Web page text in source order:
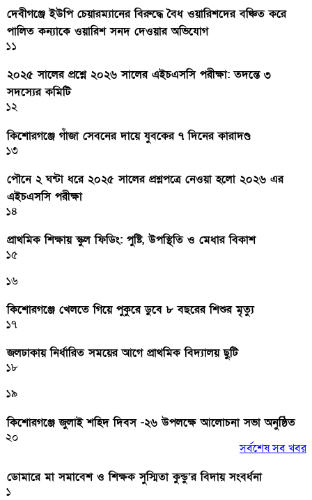
দেবীগঞ্জে ইউপি চেয়ারম্যানের বিরুদ্ধে বৈধ ওয়ারিশদের বঞ্চিত করে
পালিত কন্যাকে ওয়ারিশ সনদ দেওয়ার অভিযোগ
১১
২০২৫ সালের প্রশ্নে ২০২৬ সালের এইচএসসি পরীক্ষা: তদন্তে ৩
সদস্যের কমিটি
১২
কিশোরগঞ্জে গাঁজা সেবনের দায়ে যুবকের ৭ দিনের কারাদণ্ড
১৩
পৌনে ২ ঘন্টা ধরে ২০২৫ সালের প্রশ্নপত্রে নেওয়া হলো ২০২৬ এর
এইচএসসি পরীক্ষা
১৪
প্রাথমিক শিক্ষায় স্কুল ফিডিং: পুষ্টি, উপস্থিতি ও মেধার বিকাশ
১৫
১৬
কিশোরগঞ্জে খেলতে গিয়ে পুকুরে ডুবে ৮ বছরের শিশুর মৃত্যু
১৭
জলঢাকায় নির্ধারিত সময়ের আগে প্রাথমিক বিদ্যালয় ছুটি
১৮
১৯
কিশোরগঞ্জে জুলাই শহিদ দিবস -২৬ উপলক্ষে আলোচনা সভা অনুষ্ঠিত
২০
সর্বশেষ সব খবর
ডোমারে মা সমাবেশ ও শিক্ষক সুস্মিতা কুন্ডু’র বিদায় সংবর্ধনা
১